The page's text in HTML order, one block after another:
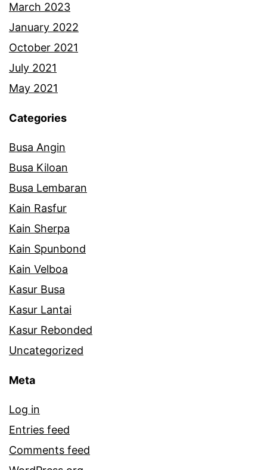
March 2023
January 2022
October 2021
July 2021
May 2021
Categories
Busa Angin
Busa Kiloan
Busa Lembaran
Kain Rasfur
Kain Sherpa
Kain Spunbond
Kain Velboa
Kasur Busa
Kasur Lantai
Kasur Rebonded
Uncategorized
Meta
Log in
Entries feed
Comments feed